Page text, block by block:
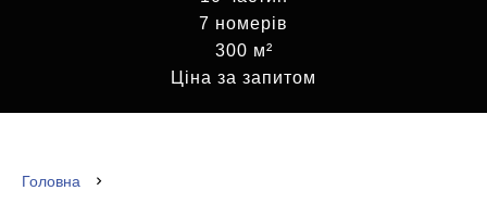
7 номерів
300 м²
Ціна за запитом
Головна